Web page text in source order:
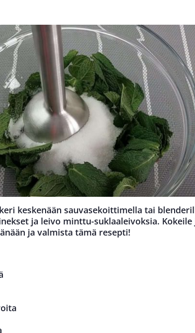
keskenään sauvasekoittimella tai
ja leivo minttu-suklaaleivoksia.
ja valmista tämä resepti!